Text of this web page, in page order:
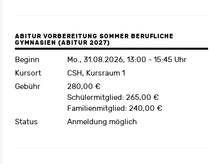
ABITUR VORBEREITUNG SOMMER BERUFLICHE
GYMNASIEN (ABITUR 2027)
Beginn
Mo., 31.08.2026, 13:00 - 15:45 Uhr
Kursort
CSH, Kursraum 1
Gebühr
280,00 €
Schülermitglied: 265,00 €
Familienmitglied: 240,00 €
Status
Anmeldung möglich